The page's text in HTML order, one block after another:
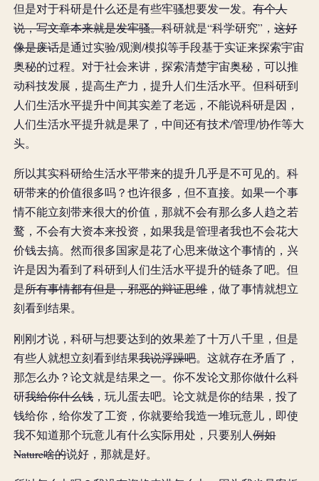
但是对于科研是什么还是有些牢骚想要发一发。有个人
说，写文章本来就是发牢骚。科研就是“科学研究”，这好
像是废话是通过实验/观测/模拟等手段基于实证来探索宇宙
奥秘的过程。对于社会来讲，探索清楚宇宙奥秘，可以推
动科技发展，提高生产力，提升人们生活水平。但科研到
人们生活水平提升中间其实差了老远，不能说科研是因，
人们生活水平提升就是果了，中间还有技术/管理/协作等大
头。
所以其实科研给生活水平带来的提升几乎是不可见的。科
研带来的价值很多吗？也许很多，但不直接。如果一个事
情不能立刻带来很大的价值，那就不会有那么多人趋之若
鹜，不会有大资本来投资，如果我是管理者我也不会花大
价钱去搞。然而很多国家是花了心思来做这个事情的，兴
许是因为看到了科研到人们生活水平提升的链条了吧。但
是所有事情都有但是，邪恶的辩证思维，做了事情就想立
刻看到结果。
刚刚才说，科研与想要达到的效果差了十万八千里，但是
有些人就想立刻看到结果我说浮躁吧。这就存在矛盾了，
那怎么办？论文就是结果之一。你不发论文那你做什么科
研我给你什么钱，玩儿蛋去吧。论文就是你的结果，投了
钱给你，给你发了工资，你就要给我造一堆玩意儿，即使
我不知道那个玩意儿有什么实际用处，只要别人例如
Nature啥的说好，那就是好。